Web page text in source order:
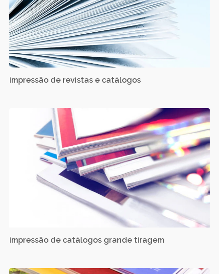
impressão de revistas e catálogos
impressão de catálogos grande tiragem